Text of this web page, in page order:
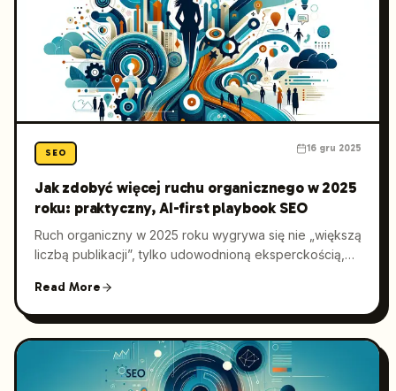
SEO 16 gru 2025
Jak zdobyć więcej ruchu organicznego w 2025
roku: praktyczny, AI-first playbook SEO
Ruch organiczny w 2025 roku wygrywa się nie „większą
liczbą publikacji”, tylko udowodnioną eksperckością,
silniki generatywne oceniają odpowiedzi. Ten
przewodnik pokazuje, co się zmieniło, co nadal działa i
wdrożyć, aby stabilnie zwiększać ruch na stronie.
Read More